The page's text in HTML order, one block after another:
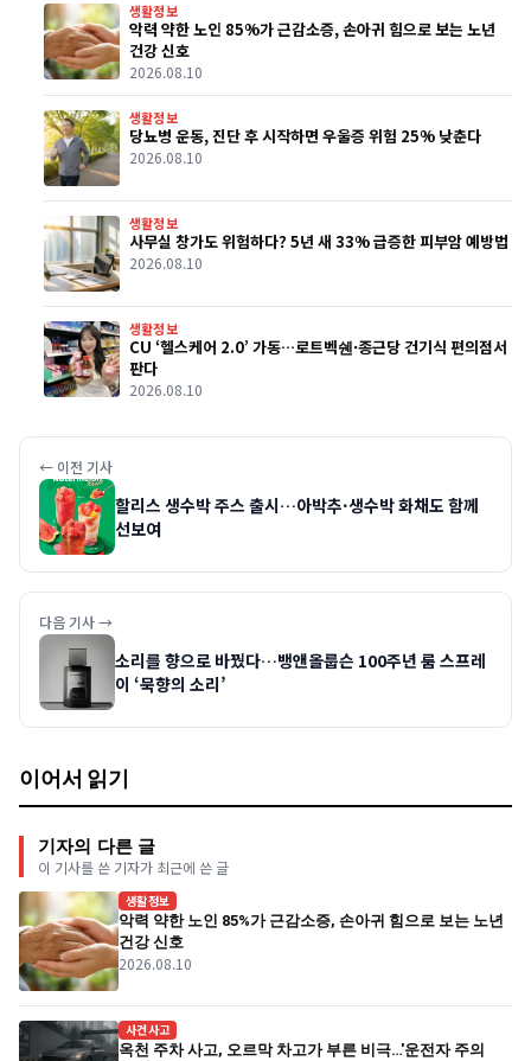
생활정보
악력 약한 노인 85%가 근감소증, 손아귀 힘으로 보는 노년
건강 신호
2026.08.10
생활정보
당뇨병 운동, 진단 후 시작하면 우울증 위험 25% 낮춘다
2026.08.10
생활정보
사무실 창가도 위험하다? 5년 새 33% 급증한 피부암 예방법
2026.08.10
생활정보
CU ‘헬스케어 2.0’ 가동…로트벡쉔·종근당 건기식 편의점서
판다
2026.08.10
← 이전 기사
할리스 생수박 주스 출시…아박추·생수박 화채도 함께
선보여
다음 기사 →
소리를 향으로 바꿨다…뱅앤올룹슨 100주년 룸 스프레
이 ‘묵향의 소리’
이어서 읽기
기자의 다른 글
이 기사를 쓴 기자가 최근에 쓴 글
생활정보
악력 약한 노인 85%가 근감소증, 손아귀 힘으로 보는 노년
건강 신호
2026.08.10
사건사고
옥천 주차 사고, 오르막 차고가 부른 비극…'운전자 주의